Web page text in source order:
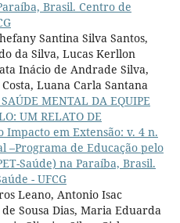
Brasil. Centro de
Santina Silva Santos,
da Silva, Lucas Kerllon
Inácio de Andrade Silva,
Luana Carla Santana
MENTAL DA EQUIPE
UM RELATO DE
Impacto em Extensão: v. 4 n.
–Programa de Educação pelo
Saúde) na Paraíba, Brasil.
- UFCG
Leano, Antonio Isac
Sousa Dias, Maria Eduarda